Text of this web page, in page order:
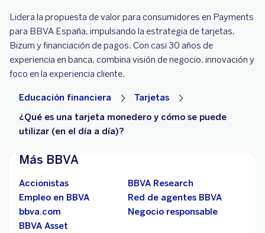
Lidera la propuesta de valor para consumidores en Payments
para BBVA España, impulsando la estrategia de tarjetas,
Bizum y financiación de pagos. Con casi 30 años de
experiencia en banca, combina visión de negocio, innovación y
foco en la experiencia cliente.
Educación financiera
Tarjetas
¿Qué es una tarjeta monedero y cómo se puede
utilizar (en el día a día)?
Más BBVA
Accionistas
BBVA Research
Empleo en BBVA
Red de agentes BBVA
bbva.com
Negocio responsable
BBVA Asset